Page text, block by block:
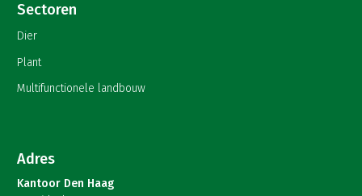
Sectoren
Dier
Plant
Multifunctionele landbouw
Adres
Kantoor Den Haag